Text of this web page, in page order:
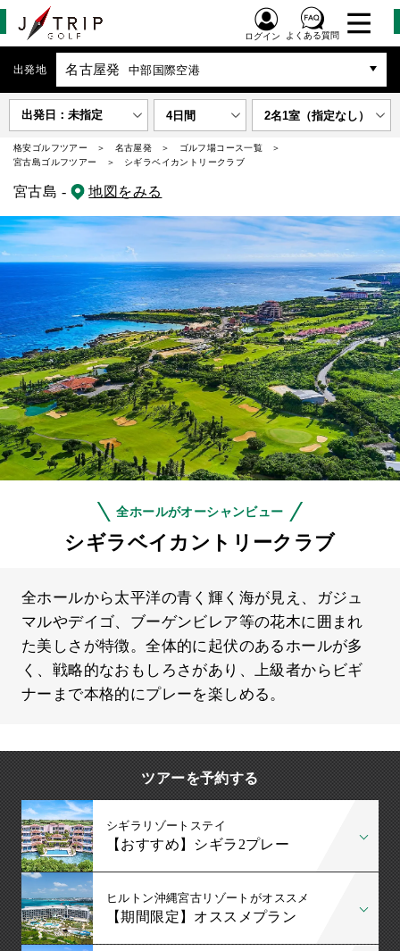
ログイン よくある質問
出発地 名古屋発 中部国際空港
出発日：未指定 4日間 2名1室（指定なし）
格安ゴルフツアー 名古屋発
ゴルフ場コース一覧
宮古島ゴルフツアー
シギラベイカントリークラブ
宮古島 - 地図をみる
全ホールがオーシャンビュー
シギラベイカントリークラブ
全ホールから太平洋の青く輝く海が見え、ガジュ
マルやデイゴ、ブーゲンビレア等の花木に囲まれ
た美しさが特徴。全体的に起伏のあるホールが多
く、戦略的なおもしろさがあり、上級者からビギ
ナーまで本格的にプレーを楽しめる。
ツアーを予約する
シギラリゾートステイ
【おすすめ】シギラ2プレー
ヒルトン沖縄宮古リゾートがオススメ
【期間限定】オススメプラン